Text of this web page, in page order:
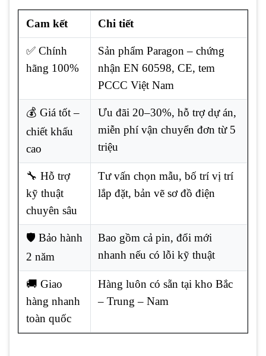
Cam kết Chi tiết
✅ Chính
hãng 100%
Sản phẩm Paragon – chứng
nhận EN 60598, CE, tem
PCCC Việt Nam
💰 Giá tốt –
chiết khấu
cao
Ưu đãi 20–30%, hỗ trợ dự án,
miễn phí vận chuyển đơn từ 5
triệu
🔧 Hỗ trợ
kỹ thuật
chuyên sâu
Tư vấn chọn mẫu, bố trí vị trí
lắp đặt, bản vẽ sơ đồ điện
🛡️ Bảo hành
2 năm
Bao gồm cả pin, đổi mới
nhanh nếu có lỗi kỹ thuật
🚚 Giao
hàng nhanh
toàn quốc
Hàng luôn có sẵn tại kho Bắc
– Trung – Nam